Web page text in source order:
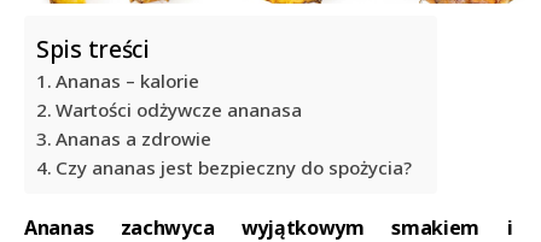
Spis treści
Ananas – kalorie
Wartości odżywcze ananasa
Ananas a zdrowie
Czy ananas jest bezpieczny do spożycia?
Ananas zachwyca wyjątkowym smakiem i